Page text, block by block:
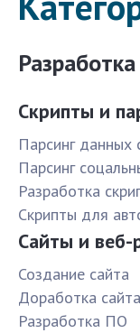
Скрипты и
Парсинг данных
Парсинг
Разработка
Скрипты для
Сайты и веб-
Создание сайта
Доработка сайта
Разработка ПО